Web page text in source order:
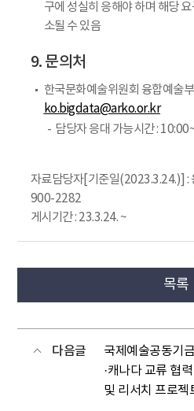
구에 성실히 응해야 하며 해당
소될 수 있음
9. 문의처
한국문화예술위원회 융합예
ko.bigdata@arko.or.kr
담당자 응대 가능시간 :
자료담당자[기준일(2023.3.24.)] :
900-2282
게시기간 : 23.3.24. ~
목록
다음글
국제예술공동기
·캐나다 교류 협
및 리서치 프로젝